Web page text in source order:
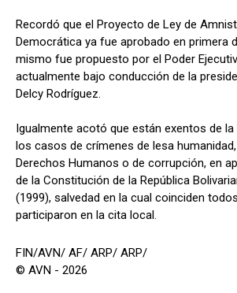
Recordó que el Proyecto de Ley de
Democrática ya fue aprobado en primera
mismo fue propuesto por el Poder
actualmente bajo conducción de la
Delcy Rodríguez.
Igualmente acotó que están exentos de
los casos de crímenes de lesa
Derechos Humanos o de corrupción, en
de la Constitución de la República
(1999), salvedad en la cual coinciden
participaron en la cita local.
FIN/AVN/ AF/ ARP/ ARP/
© AVN - 2026